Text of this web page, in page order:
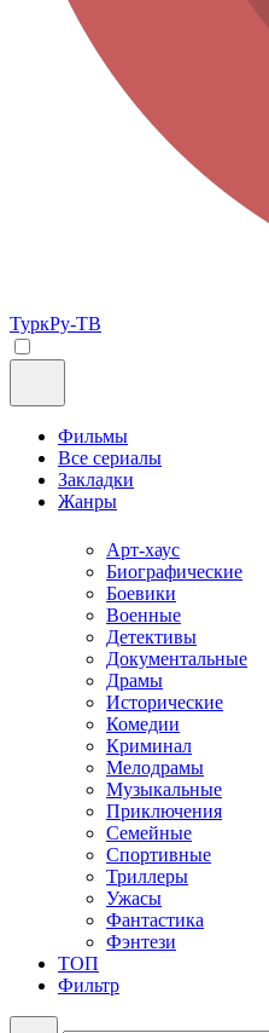
ТуркРу-ТВ
Фильмы
Все сериалы
Закладки
Жанры
Арт-хаус
Биографические
Боевики
Военные
Детективы
Документальные
Драмы
Исторические
Комедии
Криминал
Мелодрамы
Музыкальные
Приключения
Семейные
Спортивные
Триллеры
Ужасы
Фантастика
Фэнтези
ТОП
Фильтр